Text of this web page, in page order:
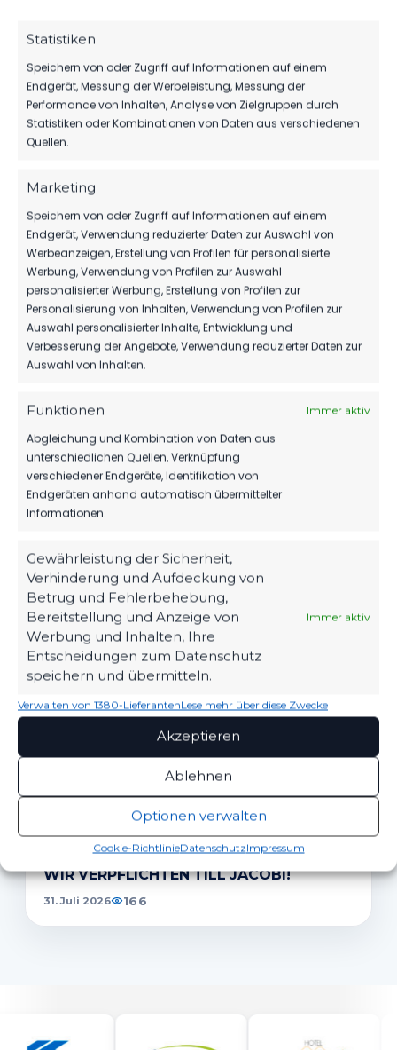
Statistiken
Speichern von oder Zugriff auf Informationen auf einem
Endgerät, Messung der Werbeleistung, Messung der
Performance von Inhalten, Analyse von Zielgruppen durch
Statistiken oder Kombinationen von Daten aus verschiedenen
Quellen.
Marketing
Speichern von oder Zugriff auf Informationen auf einem
Endgerät, Verwendung reduzierter Daten zur Auswahl von
Werbeanzeigen, Erstellung von Profilen für personalisierte
Werbung, Verwendung von Profilen zur Auswahl
personalisierter Werbung, Erstellung von Profilen zur
Personalisierung von Inhalten, Verwendung von Profilen zur
Auswahl personalisierter Inhalte, Entwicklung und
Verbesserung der Angebote, Verwendung reduzierter Daten zur
Auswahl von Inhalten.
Funktionen Immer aktiv
Abgleichung und Kombination von Daten aus
unterschiedlichen Quellen, Verknüpfung
verschiedener Endgeräte, Identifikation von
Endgeräten anhand automatisch übermittelter
Informationen.
Gewährleistung der Sicherheit,
Verhinderung und Aufdeckung von
Betrug und Fehlerbehebung,
Bereitstellung und Anzeige von
Werbung und Inhalten, Ihre
Entscheidungen zum Datenschutz
speichern und übermitteln.
Immer aktiv
Verwalten von 1380-LieferantenLese mehr über diese Zwecke
Akzeptieren
Ablehnen
Optionen verwalten
Cookie-RichtlinieDatenschutzImpressum
VORHERIGER BEITRAG
BABELSBERG BEIM
ABGEZOCKTER￼
NÄCHSTER BEITRAG
INTENSIVE PLATZPFLEGE IM
SEELE BEGINNT
WEITERE MELDUNGEN
DAS KÖNNTE DICH
AUCH INTERESSIEREN.
TIM MEYER WECHSELT ZU GERMANIA
HALBERSTADT
07. Aug. 2026 71
MBS VERLÄNGERT SEIN SPONSORING
1.MÄNNER
WIR VERPFLICHTEN TILL JACOBI!
31. Juli 2026 166